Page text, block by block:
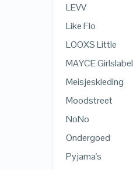
LEVV
Like Flo
LOOXS Little
MAYCE Girlslabel
Meisjeskleding
Moodstreet
NoNo
Ondergoed
Pyjama's